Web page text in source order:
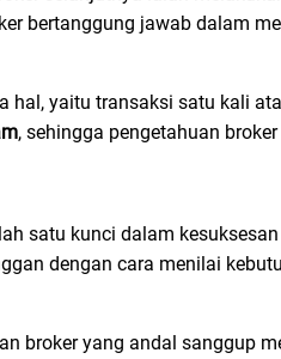
bertanggung jawab dalam
yaitu transaksi satu kali
, sehingga pengetahuan
satu kunci dalam
dengan cara menilai
broker yang andal sanggup